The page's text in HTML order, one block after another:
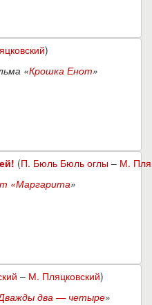
)
«Крошка Енот»
(П. Бюль Бюль оглы – М.
«Маргарита»
– М. Пляцковский)
два — четыре»